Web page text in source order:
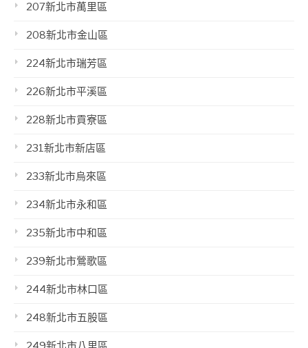
207新北市萬里區
208新北市金山區
224新北市瑞芳區
226新北市平溪區
228新北市貢寮區
231新北市新店區
233新北市烏來區
234新北市永和區
235新北市中和區
239新北市鶯歌區
244新北市林口區
248新北市五股區